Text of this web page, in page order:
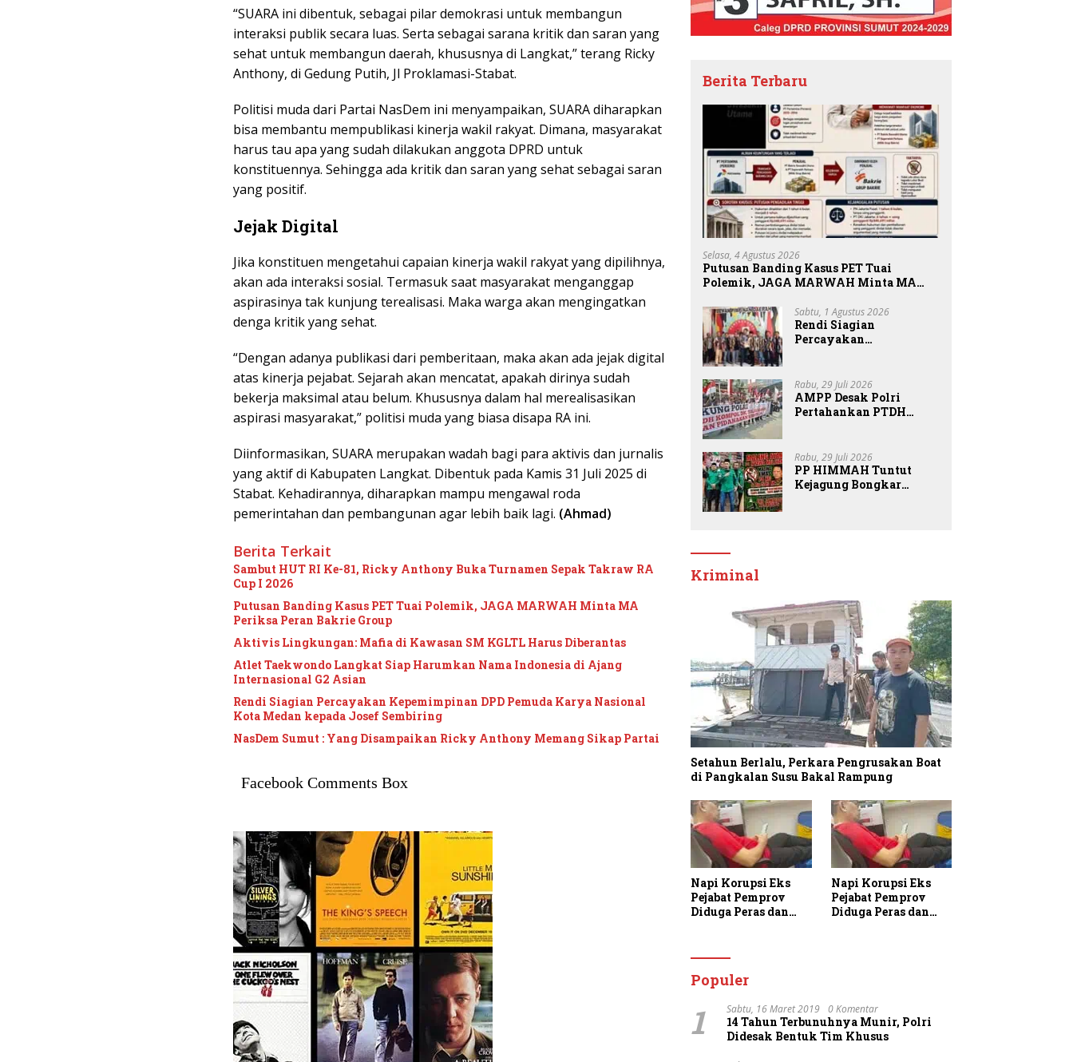
“SUARA ini dibentuk, sebagai pilar demokrasi untuk membangun
interaksi publik secara luas. Serta sebagai sarana kritik dan saran yang
sehat untuk membangun daerah, khususnya di Langkat,” terang Ricky
Anthony, di Gedung Putih, Jl Proklamasi-Stabat.
Politisi muda dari Partai NasDem ini menyampaikan, SUARA diharapkan
bisa membantu mempublikasi kinerja wakil rakyat. Dimana, masyarakat
harus tau apa yang sudah dilakukan anggota DPRD untuk
konstituennya. Sehingga ada kritik dan saran yang sehat sebagai saran
yang positif.
Jejak Digital
Jika konstituen mengetahui capaian kinerja wakil rakyat yang dipilihnya,
akan ada interaksi sosial. Termasuk saat masyarakat menganggap
aspirasinya tak kunjung terealisasi. Maka warga akan mengingatkan
denga kritik yang sehat.
“Dengan adanya publikasi dari pemberitaan, maka akan ada jejak digital
atas kinerja pejabat. Sejarah akan mencatat, apakah dirinya sudah
bekerja maksimal atau belum. Khususnya dalam hal merealisasikan
aspirasi masyarakat,” politisi muda yang biasa disapa RA ini.
Diinformasikan, SUARA merupakan wadah bagi para aktivis dan jurnalis
yang aktif di Kabupaten Langkat. Dibentuk pada Kamis 31 Juli 2025 di
Stabat. Kehadirannya, diharapkan mampu mengawal roda
pemerintahan dan pembangunan agar lebih baik lagi. (Ahmad)
Berita Terkait
Sambut HUT RI Ke-81, Ricky Anthony Buka Turnamen Sepak Takraw RA
Cup I 2026
Putusan Banding Kasus PET Tuai Polemik, JAGA MARWAH Minta MA
Periksa Peran Bakrie Group
Aktivis Lingkungan: Mafia di Kawasan SM KGLTL Harus Diberantas
Atlet Taekwondo Langkat Siap Harumkan Nama Indonesia di Ajang
Internasional G2 Asian
Rendi Siagian Percayakan Kepemimpinan DPD Pemuda Karya Nasional
Kota Medan kepada Josef Sembiring
NasDem Sumut : Yang Disampaikan Ricky Anthony Memang Sikap Partai
Facebook Comments Box
Berita Terbaru
Selasa, 4 Agustus 2026
Putusan Banding Kasus PET Tuai
Polemik, JAGA MARWAH Minta MA
Sabtu, 1 Agustus 2026
Rendi Siagian
Percayakan
Kota Medan kepada
Josef Sembiring
Rabu, 29 Juli 2026
AMPP Desak Polri
Pertahankan PTDH
Rabu, 29 Juli 2026
PP HIMMAH Tuntut
Kejagung Bongkar
Kriminal
Setahun Berlalu, Perkara Pengrusakan Boat
di Pangkalan Susu Bakal Rampung
Napi Korupsi Eks
Pejabat Pemprov
Diduga Peras dan
Tanjung Gusta
Napi Korupsi Eks
Pejabat Pemprov
Diduga Peras dan
Populer
1 Sabtu, 16 Maret 2019 0 Komentar
14 Tahun Terbunuhnya Munir, Polri
Didesak Bentuk Tim Khusus